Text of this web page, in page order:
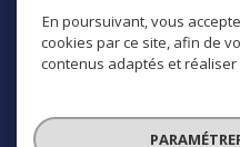
Cookies
© 2026 | Tous droits réservés
En poursuivant, vous
cookies par ce site, afin de
contenus adaptés et